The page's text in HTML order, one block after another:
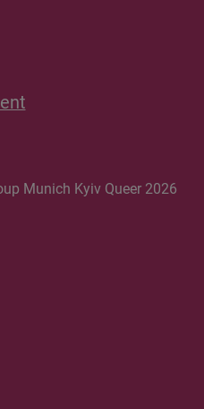
Munich Kyiv Queer 2026